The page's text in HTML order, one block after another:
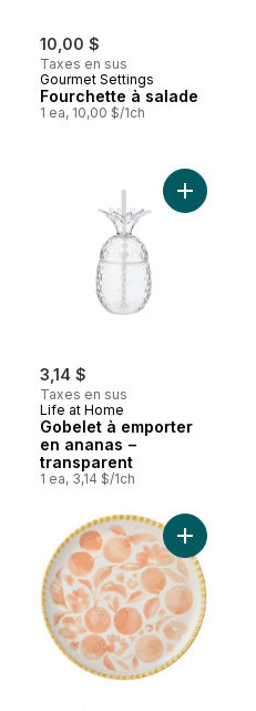
10,00 $
Taxes en sus
Gourmet Settings
Fourchette à salade
1 ea, 10,00 $/1ch
Bol de service blanc classique,
3,14 $
Taxes en sus
Life at Home
Gobelet à emporter
en ananas −
transparent
1 ea, 3,14 $/1ch
Ajouter
Gobelet à emporter en ananas −
Ajouter